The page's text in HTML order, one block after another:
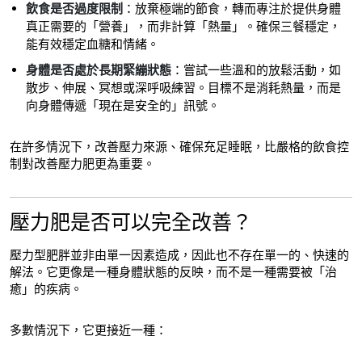
飲食是否過度限制 ：放棄極端的節食，轉而專注於提供身體
真正需要的「營養」，而非計算「熱量」。確保三餐穩定，
能有效穩定血糖和情緒。
身體是否處於長期緊繃狀態 ：嘗試一些溫和的放鬆活動，如
散步、伸展、冥想或深呼吸練習。目標不是消耗熱量，而是
向身體傳遞「現在是安全的」訊號。
在許多情況下，改善壓力來源、確保充足睡眠，比嚴格的飲食控
制對改善壓力肥更為重要。
壓力肥是否可以完全改善？
壓力型肥胖並非由單一因素造成，因此也不存在單一的、快速的
解法。它更像是一種身體狀態的反映，而不是一種需要被「治
癒」的疾病。
多數情況下，它更接近一種：